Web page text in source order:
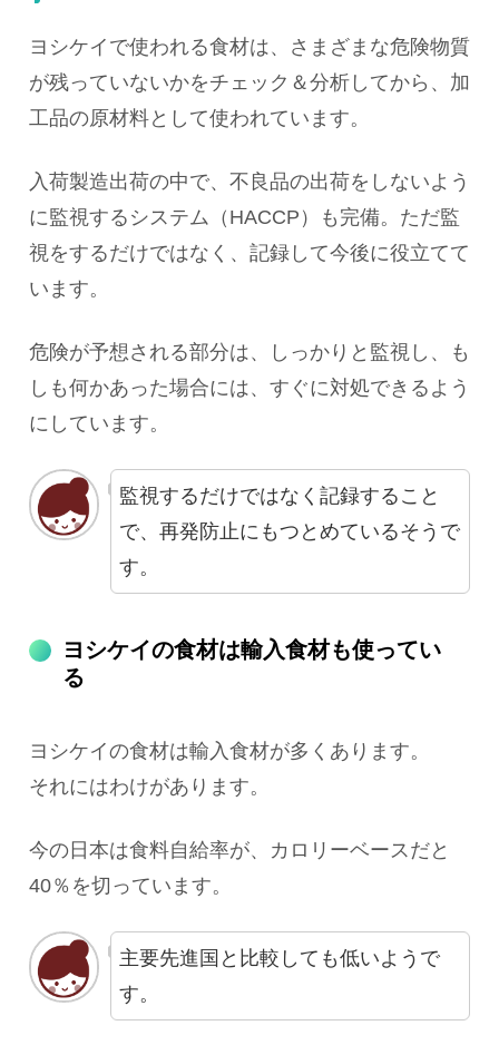
ヨシケイで使われる食材は、さまざまな危険物質
が残っていないかをチェック＆分析してから、加
工品の原材料として使われています。
入荷製造出荷の中で、不良品の出荷をしないよう
に監視するシステム（HACCP）も完備。ただ監
視をするだけではなく、記録して今後に役立てて
います。
危険が予想される部分は、しっかりと監視し、も
しも何かあった場合には、すぐに対処できるよう
にしています。
監視するだけではなく記録すること
で、再発防止にもつとめているそうで
す。
ヨシケイの食材は輸入食材も使ってい
る
ヨシケイの食材は輸入食材が多くあります。
それにはわけがあります。
今の日本は食料自給率が、カロリーベースだと
40％を切っています。
主要先進国と比較しても低いようで
す。